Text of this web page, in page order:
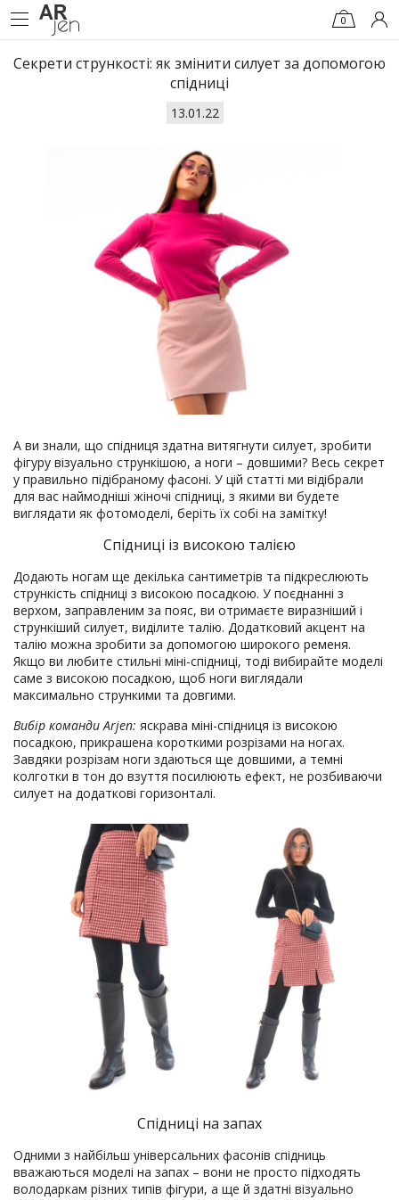
0
Секрети стрункості: як змінити силует за допомогою
спідниці
13.01.22
А ви знали, що спідниця здатна витягнути силует, зробити
фігуру візуально стрункішою, а ноги – довшими? Весь секрет
у правильно підібраному фасоні. У цій статті ми відібрали
для вас наймодніші жіночі спідниці, з якими ви будете
виглядати як фотомоделі, беріть їх собі на замітку!
Спідниці із високою талією
Додають ногам ще декілька сантиметрів та підкреслюють
стрункість спідниці з високою посадкою. У поєднанні з
верхом, заправленим за пояс, ви отримаєте виразніший і
стрункіший силует, виділите талію. Додатковий акцент на
талію можна зробити за допомогою широкого ременя.
Якщо ви любите стильні міні-спідниці, тоді вибирайте моделі
саме з високою посадкою, щоб ноги виглядали
максимально стрункими та довгими.
Вибір команди Arjen: яскрава міні-спідниця із високою
посадкою, прикрашена короткими розрізами на ногах.
Завдяки розрізам ноги здаються ще довшими, а темні
колготки в тон до взуття посилюють ефект, не розбиваючи
силует на додаткові горизонталі.
Спідниці на запах
Одними з найбільш універсальних фасонів спідниць
вважаються моделі на запах – вони не просто підходять
володаркам різних типів фігури, а ще й здатні візуально